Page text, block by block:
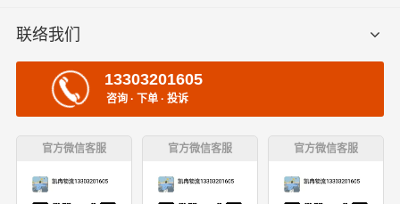
联络我们
13303201605
咨询 · 下单 · 投诉
官方微信客服 官方微信客服 官方微信客服